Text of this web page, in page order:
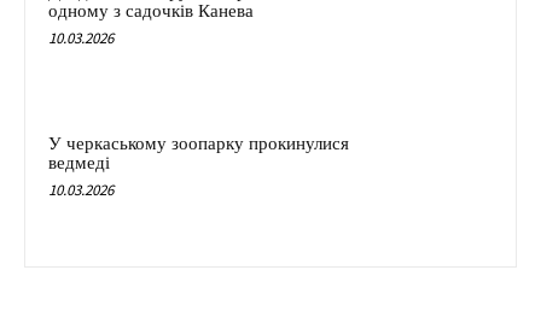
одному з садочків Канева
10.03.2026
У черкаському зоопарку прокинулися
ведмеді
10.03.2026